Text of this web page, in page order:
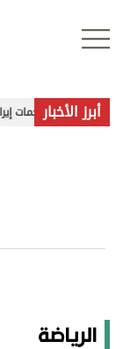
علوم الدار
اقتصاد
أبرز الأخبار
تهدد أمن
الرياضة